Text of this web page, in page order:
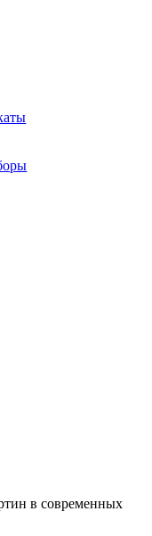
в современных